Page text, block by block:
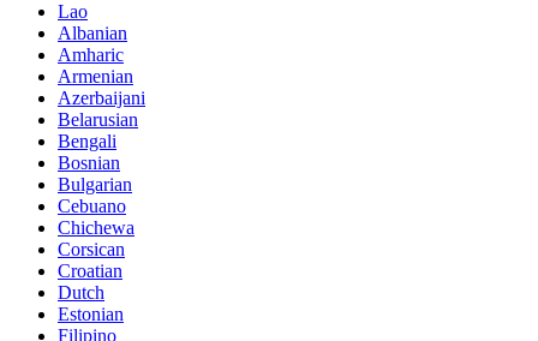
Lao
Albanian
Amharic
Armenian
Azerbaijani
Belarusian
Bengali
Bosnian
Bulgarian
Cebuano
Chichewa
Corsican
Croatian
Dutch
Estonian
Filipino